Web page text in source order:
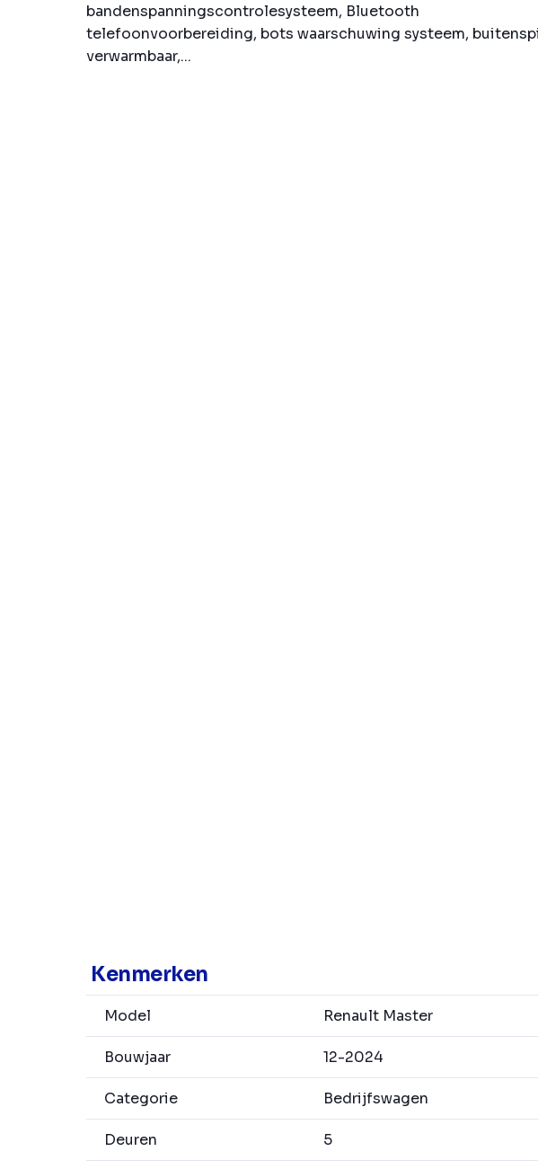
bandenspanningscontrolesysteem, Bluetooth
telefoonvoorbereiding, bots waarschuwing systeem,
verwarmbaar,...
Kenmerken
Model Renault Master
Bouwjaar 12-2024
Categorie Bedrijfswagen
Deuren 5